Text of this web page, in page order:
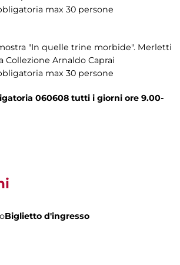
max 30 persone
"In quelle trine morbide". Merletti
Arnaldo Caprai
max 30 persone
060608 tutti i giorni ore 9.00-
Biglietto d'ingresso